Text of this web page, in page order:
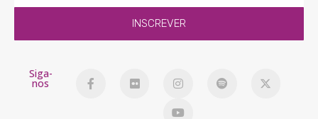
INSCREVER
Siga-
nos